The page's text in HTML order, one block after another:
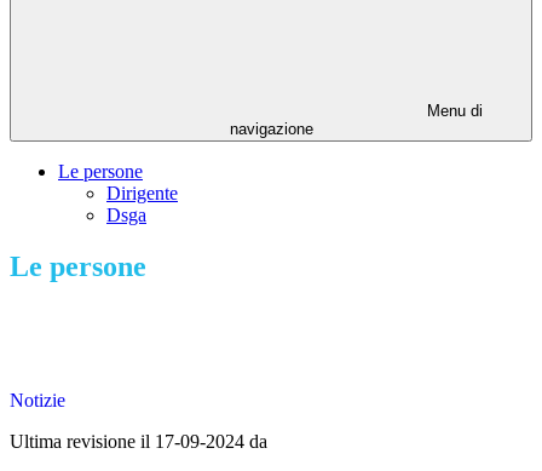
Menu di
navigazione
Le persone
Dirigente
Dsga
Le persone
Notizie
Ultima revisione il 17-09-2024 da